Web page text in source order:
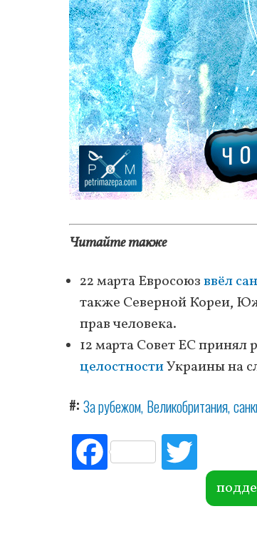
Читайте также
22 марта Евросоюзввёл
также Северной Кореи,
прав человека.
12 марта Совет ЕС принял
целостностиУкраины на
# За рубежом Великобритания
Fac
ebo itte
r